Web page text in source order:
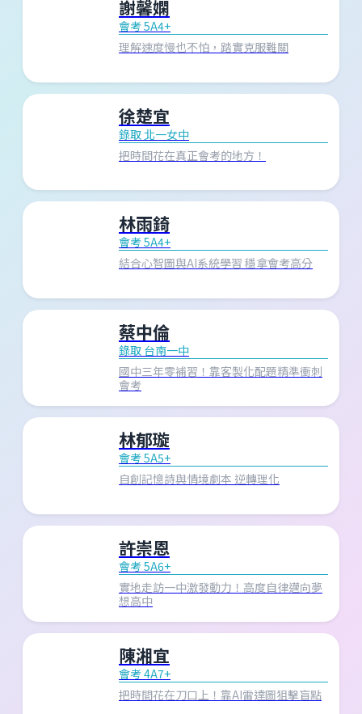
謝馨嫻
會考 5A4+
理解速度慢也不怕，踏實克服難關
徐楚宜
錄取 北一女中
把時間花在真正會考的地方！
林雨錡
會考 5A4+
結合心智圖與AI系統學習 穩拿會考高分
蔡中倫
錄取 台南一中
國中三年零補習！靠客製化配題精準衝刺
會考
林郁璇
會考 5A5+
自創記憶詩與情境劇本 逆轉理化
許崇恩
會考 5A6+
實地走訪一中激發動力！高度自律邁向夢
想高中
陳湘宜
會考 4A7+
把時間花在刀口上！靠AI雷達圖狙擊盲點